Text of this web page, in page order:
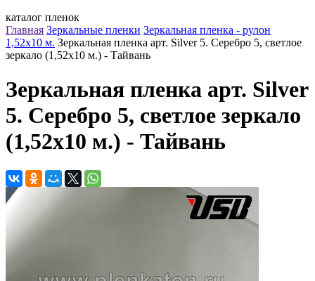
каталог пленок
Главная Зеркальные пленки Зеркальная пленка - рулон
1,52х10 м. Зеркальная пленка арт. Silver 5. Серебро 5, светлое
зеркало (1,52х10 м.) - Тайвань
Зеркальная пленка арт. Silver
5. Серебро 5, светлое зеркало
(1,52х10 м.) - Тайвань